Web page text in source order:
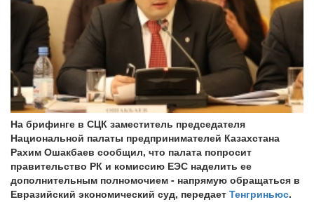
На брифинге в СЦК заместитель председателя
Национальной палаты предпринимателей Казахстана
Рахим Ошакбаев сообщил, что палата попросит
правительство РК и комиссию ЕЭС наделить ее
дополнительным полномочием - напрямую обращаться в
Евразийский экономический суд, передает Тенгриньюс.